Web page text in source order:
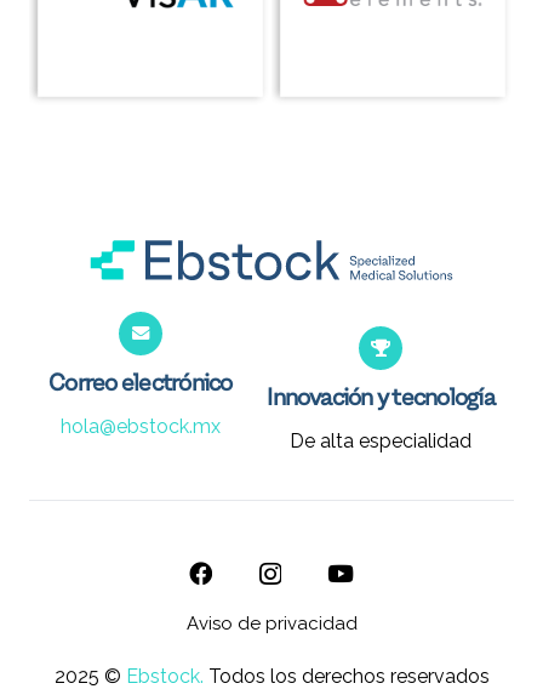
Correo electrónico
hola@ebstock.mx
Innovación y tecnología
De alta especialidad
Aviso de privacidad
2025 © Ebstock. Todos los derechos reservados